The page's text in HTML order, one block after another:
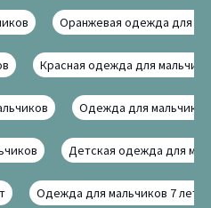
Оранжевая одежда для
Красная одежда для
Одежда для
Детская одежда для
Одежда для мальчиков 7 лет